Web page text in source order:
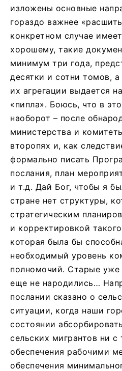
изложены основные
гораздо важнее
конкретном случае
хорошему, такие
минимум три года,
десятки и сотни томов,
их агрегации выдается
«пипла». Боюсь, что в
наоборот – после
министерства и
второпях и, как
формально писать
послания, план
и т.д. Дай Бог, чтобы я
стране нет структуры,
стратегическим
и корректировкой
которая была бы
необходимый уровень
полномочий. Старые
еще не народились…
послании сказано о
ситуации, когда наши
состоянии
сельских мигрантов ни с
обеспечения рабочими
обеспечения